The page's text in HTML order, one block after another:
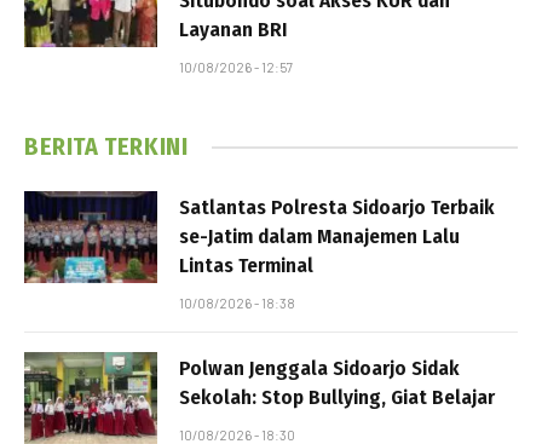
Layanan BRI
10/08/2026 - 12:57
BERITA TERKINI
Satlantas Polresta Sidoarjo Terbaik
se-Jatim dalam Manajemen Lalu
Lintas Terminal
10/08/2026 - 18:38
Polwan Jenggala Sidoarjo Sidak
Sekolah: Stop Bullying, Giat Belajar
10/08/2026 - 18:30